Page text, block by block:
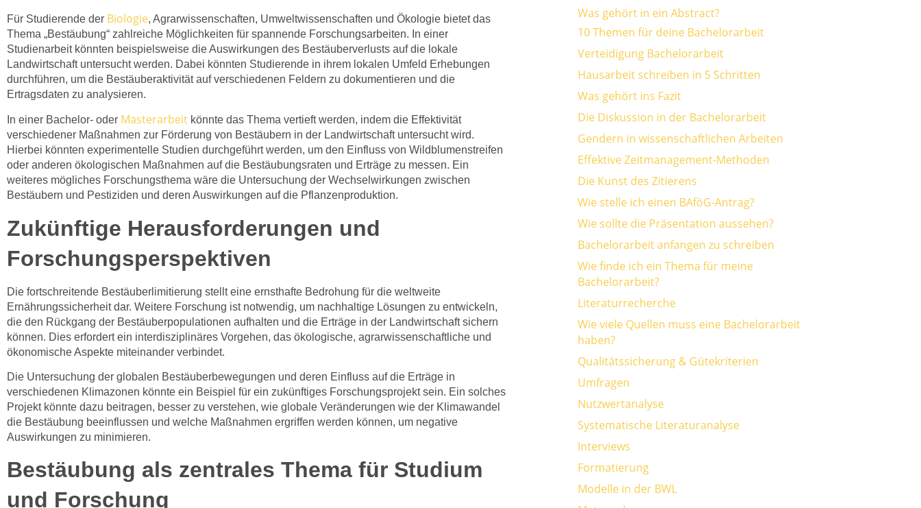
Für Studierende der Biologie, Agrarwissenschaften, Umweltwissenschaften und Ökologie bietet das
Thema „Bestäubung“ zahlreiche Möglichkeiten für spannende Forschungsarbeiten. In einer
Studienarbeit könnten beispielsweise die Auswirkungen des Bestäuberverlusts auf die lokale
Landwirtschaft untersucht werden. Dabei könnten Studierende in ihrem lokalen Umfeld Erhebungen
durchführen, um die Bestäuberaktivität auf verschiedenen Feldern zu dokumentieren und die
Ertragsdaten zu analysieren.
In einer Bachelor- oder Masterarbeit könnte das Thema vertieft werden, indem die Effektivität
verschiedener Maßnahmen zur Förderung von Bestäubern in der Landwirtschaft untersucht wird.
Hierbei könnten experimentelle Studien durchgeführt werden, um den Einfluss von Wildblumenstreifen
oder anderen ökologischen Maßnahmen auf die Bestäubungsraten und Erträge zu messen. Ein
weiteres mögliches Forschungsthema wäre die Untersuchung der Wechselwirkungen zwischen
Bestäubern und Pestiziden und deren Auswirkungen auf die Pflanzenproduktion.
Zukünftige Herausforderungen und
Forschungsperspektiven
Die fortschreitende Bestäuberlimitierung stellt eine ernsthafte Bedrohung für die weltweite
Ernährungssicherheit dar. Weitere Forschung ist notwendig, um nachhaltige Lösungen zu entwickeln,
die den Rückgang der Bestäuberpopulationen aufhalten und die Erträge in der Landwirtschaft sichern
können. Dies erfordert ein interdisziplinäres Vorgehen, das ökologische, agrarwissenschaftliche und
ökonomische Aspekte miteinander verbindet.
Die Untersuchung der globalen Bestäuberbewegungen und deren Einfluss auf die Erträge in
verschiedenen Klimazonen könnte ein Beispiel für ein zukünftiges Forschungsprojekt sein. Ein solches
Projekt könnte dazu beitragen, besser zu verstehen, wie globale Veränderungen wie der Klimawandel
die Bestäubung beeinflussen und welche Maßnahmen ergriffen werden können, um negative
Auswirkungen zu minimieren.
Bestäubung als zentrales Thema für Studium
und Forschung
Was gehört in ein Abstract?
10 Themen für deine Bachelorarbeit
Verteidigung Bachelorarbeit
Hausarbeit schreiben in 5 Schritten
Was gehört ins Fazit
Die Diskussion in der Bachelorarbeit
Gendern in wissenschaftlichen Arbeiten
Effektive Zeitmanagement-Methoden
Die Kunst des Zitierens
Wie stelle ich einen BAföG-Antrag?
Wie sollte die Präsentation aussehen?
Bachelorarbeit anfangen zu schreiben
Wie finde ich ein Thema für meine
Bachelorarbeit?
Literaturrecherche
Wie viele Quellen muss eine Bachelorarbeit
haben?
Qualitätssicherung & Gütekriterien
Umfragen
Nutzwertanalyse
Systematische Literaturanalyse
Interviews
Formatierung
Modelle in der BWL